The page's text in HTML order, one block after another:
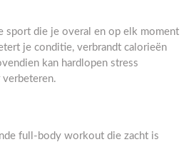
sport die je overal en op elk moment
je conditie, verbrandt calorieën
kan hardlopen stress
verbeteren.
full-body workout die zacht is